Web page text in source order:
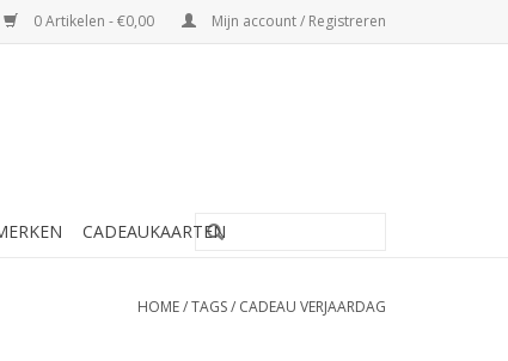
0 Artikelen - €0,00 Mijn account / Registreren
CADEAUKAARTEN
HOME/TAGS/ CADEAU VERJAARDAG